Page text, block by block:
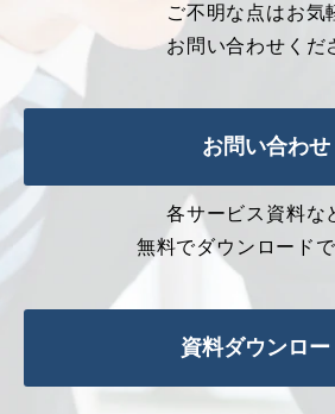
ご不明な点はお気
お問い合わせくだ
お問い合わせ
各サービス資料な
無料でダウンロード
資料ダウンロー